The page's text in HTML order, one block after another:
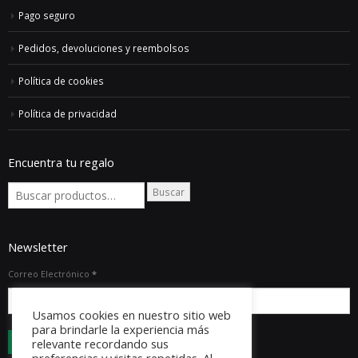
Pago seguro
Pedidos, devoluciones y reembolsos
Política de cookies
Política de privacidad
Encuentra tu regalo
Buscar
Newsletter
Correo Electrónico *
Usamos cookies en nuestro sitio web
para brindarle la experiencia más
relevante recordando sus